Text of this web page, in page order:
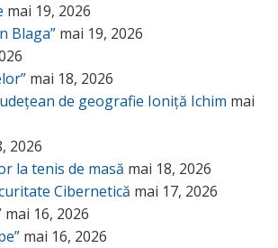
mai 19, 2026
Blaga” mai 19, 2026
mai 18, 2026
de geografie Ioniță Ichim mai
2026
la tenis de masă mai 18, 2026
Cibernetică mai 17, 2026
mai 16, 2026
mai 16, 2026